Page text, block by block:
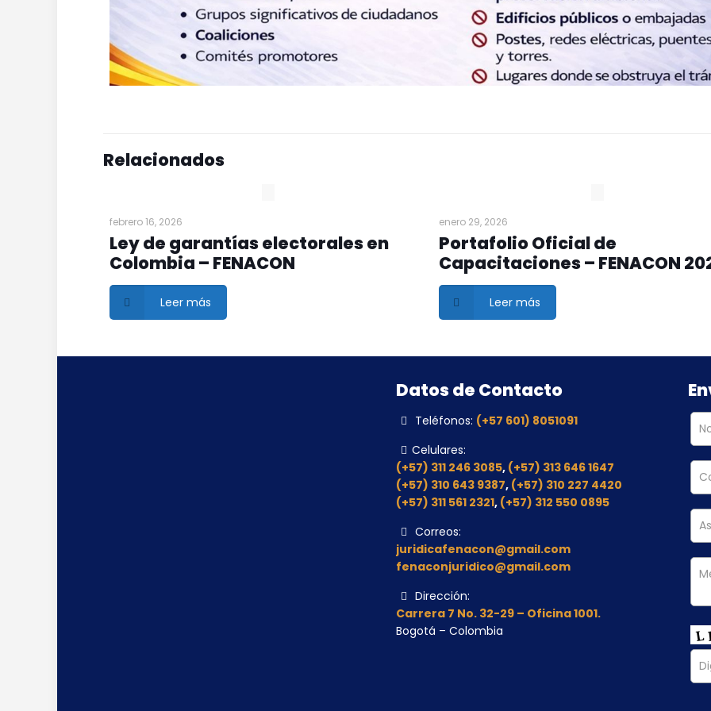
Relacionados
febrero 16, 2026
Ley de garantías electorales en
Colombia – FENACON
Leer más
enero 29, 2026
Portafolio Oficial de
Capacitaciones – FENACON
Leer más
Datos de Contacto
Teléfonos: (+57 601) 8051091
Celulares:
(+57) 311 246 3085, (+57) 313 646 1647
(+57) 310 643 9387, (+57) 310 227 4420
(+57) 311 561 2321, (+57) 312 550 0895
Correos:
juridicafenacon@gmail.com
fenaconjuridico@gmail.com
Dirección:
Carrera 7 No. 32-29 – Oficina 1001.
Bogotá – Colombia